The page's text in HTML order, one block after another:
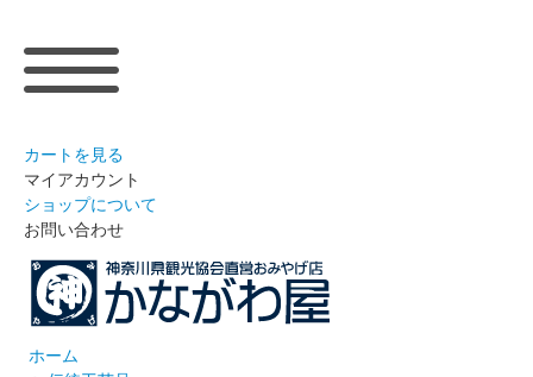
カートを見る
マイアカウント
ショップについて
お問い合わせ
ホーム